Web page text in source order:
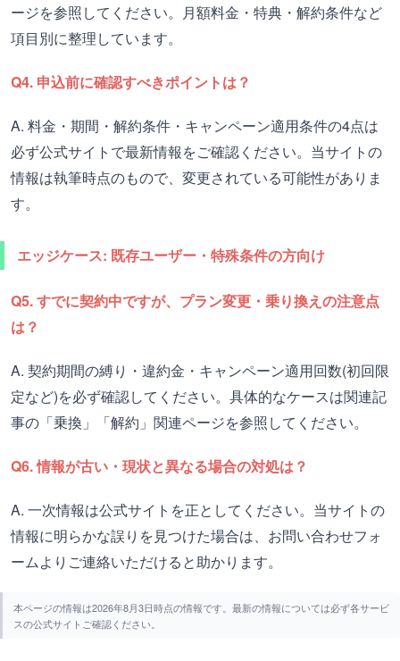
ージを参照してください。月額料金・特典・解約条件など
項目別に整理しています。
Q4. 申込前に確認すべきポイントは？
A. 料金・期間・解約条件・キャンペーン適用条件の4点は
必ず公式サイトで最新情報をご確認ください。当サイトの
情報は執筆時点のもので、変更されている可能性がありま
す。
エッジケース: 既存ユーザー・特殊条件の方向け
Q5. すでに契約中ですが、プラン変更・乗り換えの注意点
は？
A. 契約期間の縛り・違約金・キャンペーン適用回数(初回限
定など)を必ず確認してください。具体的なケースは関連記
事の「乗換」「解約」関連ページを参照してください。
Q6. 情報が古い・現状と異なる場合の対処は？
A. 一次情報は公式サイトを正としてください。当サイトの
情報に明らかな誤りを見つけた場合は、お問い合わせフォ
ームよりご連絡いただけると助かります。
本ページの情報は2026年8月3日時点の情報です。最新の情報については必ず各サービ
スの公式サイトご確認ください。